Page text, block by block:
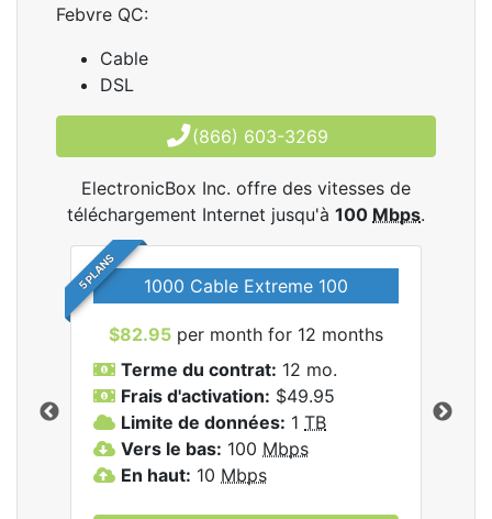
Febvre QC:
Cable
DSL
(866) 603-3269
ElectronicBox Inc. offre des vitesses de
téléchargement Internet jusqu'à 100 Mbps.
5 PLANS 1000 Cable Extreme 100
$82.95 per month for 12 months
Terme du contrat: 12 mo.
Frais d'activation: $49.95
Limite de données: 1 TB
Vers le bas: 100 Mbps
En haut: 10 Mbps